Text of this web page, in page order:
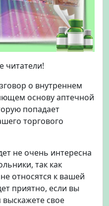
читатели!
о внутреннем
основу аптечной
попадает
торгового
не очень интересна
так как
относятся к вашей
приятно, если вы
свое